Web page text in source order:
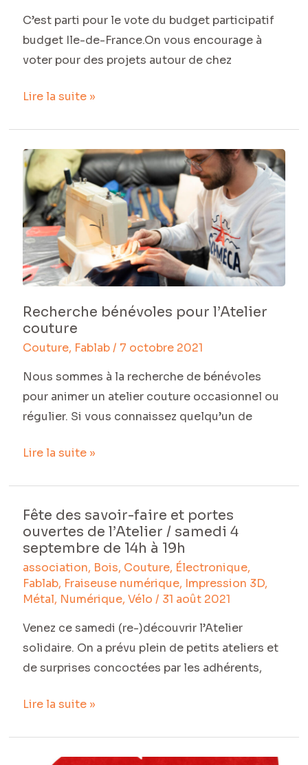
C’est parti pour le vote du budget participatif
budget Ile-de-France.On vous encourage à
voter pour des projets autour de chez
l’Atelier
la
même
occasion
;-)
Lire la suite »
Recherche bénévoles pour l’Atelier
couture
Couture, Fablab/ 7 octobre 2021
Nous sommes à la recherche de bénévoles
pour animer un atelier couture occasionnel ou
régulier. Si vous connaissez quelqu’un de
Recherche
bénévoles
pour
l’Atelier
couture
Lire la suite »
Fête des savoir-faire et portes
ouvertes de l’Atelier / samedi 4
septembre de 14h à 19h
association, Bois, Couture, Électronique,
Fablab, Fraiseuse numérique, Impression 3D,
Métal, Numérique, Vélo / 31 août 2021
Venez ce samedi (re-)découvrir l’Atelier
solidaire. On a prévu plein de petits ateliers et
de surprises concoctées par les adhérents,
Fête
des
savoir-
faire
et
ouvertes
de
l’Atelier
4
septembre
Lire la suite »